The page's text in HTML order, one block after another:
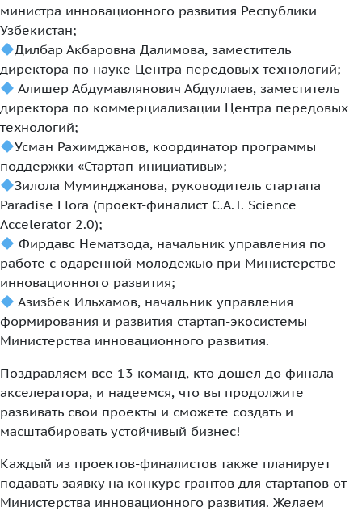
министра инновационного развития Республики
Узбекистан;
Дилбар Акбаровна Далимова, заместитель
директора по науке Центра передовых технологий;
Алишер Абдумавлянович Абдуллаев, заместитель
директора по коммерциализации Центра передовых
технологий;
Усман Рахимджанов, координатор программы
поддержки «Стартап-инициативы»;
Зилола Муминджанова, руководитель стартапа
Paradise Flora (проект-финалист C.A.T. Science
Accelerator 2.0);
Фирдавс Нематзода, начальник управления по
работе с одаренной молодежью при Министерстве
инновационного развития;
Азизбек Ильхамов, начальник управления
формирования и развития стартап-экосистемы
Министерства инновационного развития.
Поздравляем все 13 команд, кто дошел до финала
акселератора, и надеемся, что вы продолжите
развивать свои проекты и сможете создать и
масштабировать устойчивый бизнес!
Каждый из проектов-финалистов также планирует
подавать заявку на конкурс грантов для стартапов от
Министерства инновационного развития. Желаем